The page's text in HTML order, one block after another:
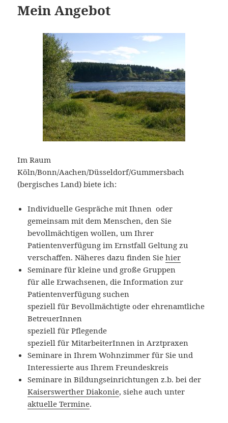
Mein Angebot
Im Raum
Köln/Bonn/Aachen/Düsseldorf/Gummersbach
(bergisches Land) biete ich:
Individuelle Gespräche mit Ihnen oder
gemeinsam mit dem Menschen, den Sie
bevollmächtigen wollen, um Ihrer
Patientenverfügung im Ernstfall Geltung zu
verschaffen. Näheres dazu finden Siehier
Seminare für kleine und große Gruppen
für alle Erwachsenen, die Information zur
Patientenverfügung suchen
speziell für Bevollmächtigte oder ehrenamtliche
BetreuerInnen
speziell für Pflegende
speziell für MitarbeiterInnen in Arztpraxen
Seminare in Ihrem Wohnzimmer für Sie und
Interessierte aus Ihrem Freundeskreis
Seminare in Bildungseinrichtungen z.b. bei der
Kaiserswerther Diakonie, siehe auch unter
aktuelle Termine.